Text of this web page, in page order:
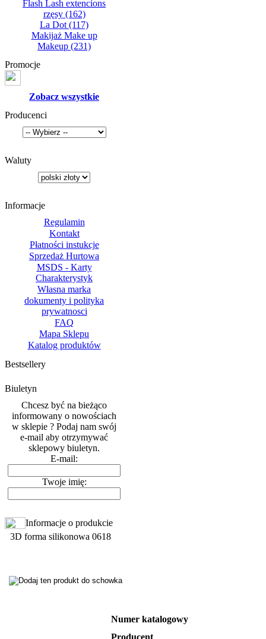
Flash Lash extencions
rzęsy(162)
La Dot (117)
Makijaż Make up
Makeup (231)
Promocje
Zobacz wszystkie
Producenci
Waluty
Informacje
Regulamin
Kontakt
Płatności instukcje
Sprzedaż Hurtowa
MSDS - Karty
Charakterystyk
Własna marka
dokumenty i polityka
prywatnosci
FAQ
Mapa Sklepu
Katalog produktów
Bestsellery
Biuletyn
Chcesz być na bieżąco
informowany o nowościach
w sklepie ? Podaj nam swój
e-mail aby otrzymywać
sklepowy biuletyn.
E-mail:
Twoje imię:
Informacje o produkcie
3D forma silikonowa 0618
Numer katalogowy
Producent